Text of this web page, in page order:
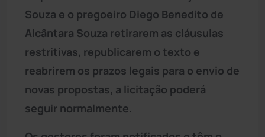
Souza e o pregoeiro Diego Benedito de
Alcântara Souza retirarem as cláusulas
restritivas, republicarem o texto e
reabrirem os prazos legais para o envio de
novas propostas, a licitação poderá
seguir normalmente.